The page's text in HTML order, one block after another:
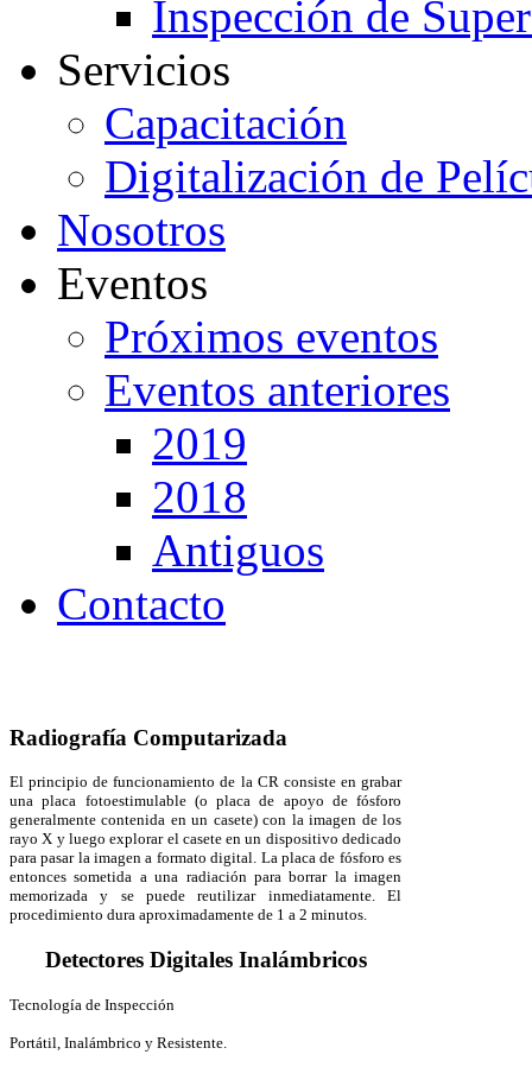
Inspección de
Servicios
Capacitación
Digitalización de
Nosotros
Eventos
Próximos eventos
Eventos anteriores
2019
2018
Antiguos
Contacto
Radiografía Computarizada
El principio de funcionamiento de la CR consiste en grabar
unaplaca fotoestimulable(o placa de apoyo de fósforo
generalmente contenida en un casete) con la imagen de los
rayo X y luego explorar el casete en un dispositivo dedicado
para pasar la imagen a formato digital. La placa de fósforo es
entonces sometida a una radiación para borrar la imagen
memorizada y se puede reutilizar inmediatamente. El
procedimiento dura aproximadamente de 1 a 2 minutos.
Detectores Digitales Inalámbricos
Tecnología de Inspección
Portátil, Inalámbrico y Resistente.